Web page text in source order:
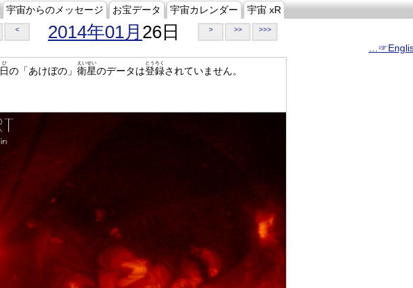
宇宙からのメッセージ お宝データ 宇宙カレンダー 宇宙 xR
< 2014年01月 26日 > >> >>>
日
ひ
の「あけぼの」 衛星
えいせい
のデータは登録
とうろく
されていません。